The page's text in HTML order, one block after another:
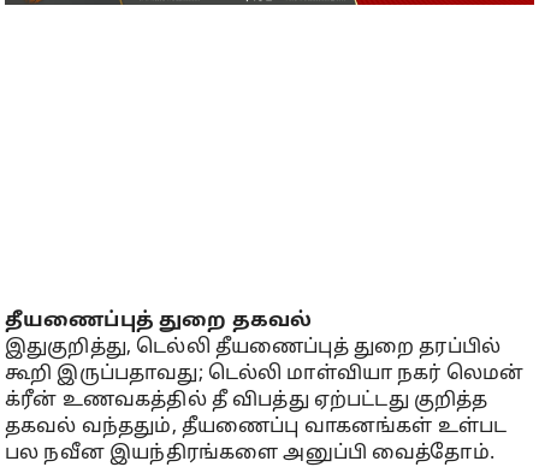
தீயணைப்புத் துறை தகவல்
இதுகுறித்து, டெல்லி தீயணைப்புத் துறை தரப்பில்
கூறி இருப்பதாவது; டெல்லி மாள்வியா நகர் லெமன்
க்ரீன் உணவகத்தில் தீ விபத்து ஏற்பட்டது குறித்த
தகவல் வந்ததும், தீயணைப்பு வாகனங்கள் உள்பட
பல நவீன இயந்திரங்களை அனுப்பி வைத்தோம்.